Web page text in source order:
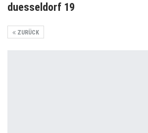
duesseldorf 19
ZURÜCK